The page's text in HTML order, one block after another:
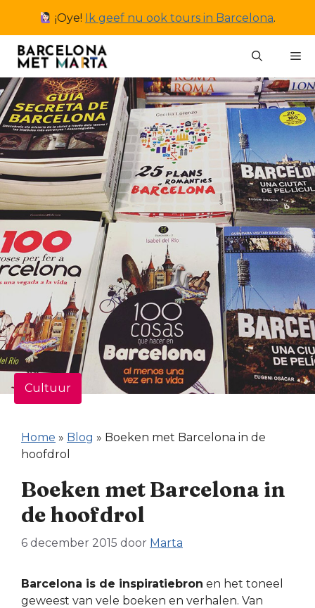
inhoud
¡Oye! Ik geef nu ook tours in Barcelona.
Cultuur
Home » Blog » Boeken met Barcelona in de
hoofdrol
Boeken met Barcelona in
de hoofdrol
6 december 2015 door Marta
Barcelona is de inspiratiebron en het toneel
geweest van vele boeken en verhalen. Van